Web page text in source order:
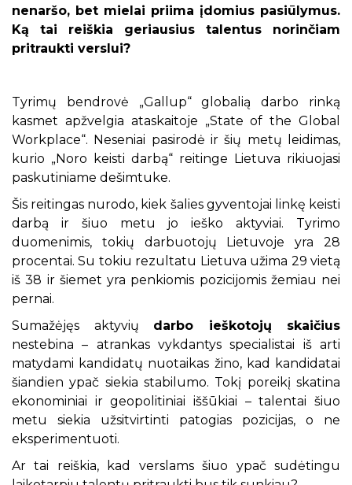
nenaršo, bet mielai priima įdomius pasiūlymus.
Ką tai reiškia geriausius talentus norinčiam
pritraukti verslui?
Tyrimų bendrovė „Gallup“ globalią darbo rinką
kasmet apžvelgia ataskaitoje „State of the Global
Workplace“. Neseniai pasirodė ir šių metų leidimas,
kurio „Noro keisti darbą“ reitinge Lietuva rikiuojasi
paskutiniame dešimtuke.
Šis reitingas nurodo, kiek šalies gyventojai linkę keisti
darbą ir šiuo metu jo ieško aktyviai. Tyrimo
duomenimis, tokių darbuotojų Lietuvoje yra 28
procentai. Su tokiu rezultatu Lietuva užima 29 vietą
iš 38 ir šiemet yra penkiomis pozicijomis žemiau nei
pernai.
Sumažėjęs aktyvių darbo ieškotojų skaičius
nestebina – atrankas vykdantys specialistai iš arti
matydami kandidatų nuotaikas žino, kad kandidatai
šiandien ypač siekia stabilumo. Tokį poreikį skatina
ekonominiai ir geopolitiniai iššūkiai – talentai šiuo
metu siekia užsitvirtinti patogias pozicijas, o ne
eksperimentuoti.
Ar tai reiškia, kad verslams šiuo ypač sudėtingu